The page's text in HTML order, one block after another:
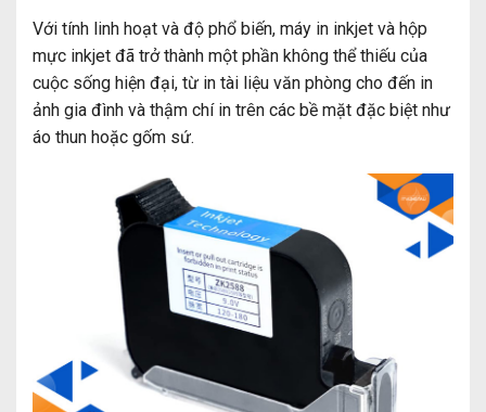
Với tính linh hoạt và độ phổ biến, máy in inkjet và hộp
mực inkjet đã trở thành một phần không thể thiếu của
cuộc sống hiện đại, từ in tài liệu văn phòng cho đến in
ảnh gia đình và thậm chí in trên các bề mặt đặc biệt như
áo thun hoặc gốm sứ.